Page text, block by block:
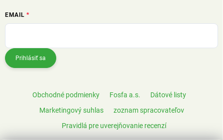
EMAIL
Prihlásiť sa
Obchodné podmienky Fosfa a.s.
Dátové listy
Marketingový suhlas
zoznam spracovateľov
Pravidlá pre uverejňovanie recenzí